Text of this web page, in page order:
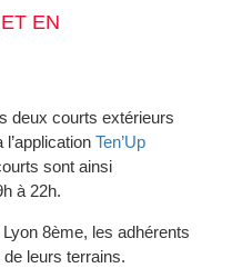
EN
deux courts extérieurs
Ten’Up
sont ainsi
à 22h.
8ème, les adhérents
de leurs terrains.